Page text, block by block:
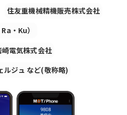
住友重機械精機販売株式会社
・Ku）
崎電気株式会社
ルジュ など(敬称略)